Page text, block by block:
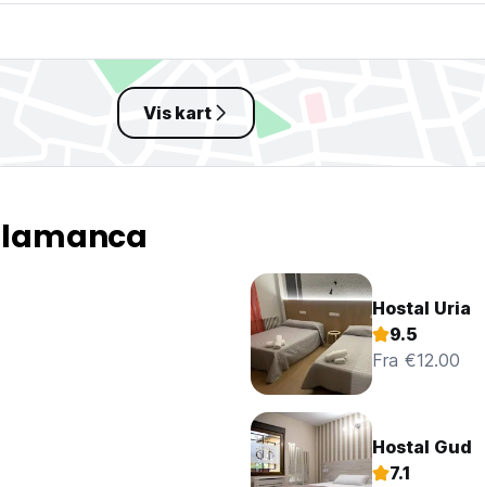
Vis kart
Hostal Uria
9.5
Fra €12.00
Hostal Gud
7.1